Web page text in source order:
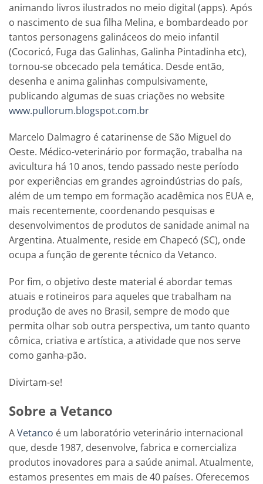
animando livros ilustrados no meio digital (apps). Após
o nascimento de sua filha Melina, e bombardeado por
tantos personagens galináceos do meio infantil
(Cocoricó, Fuga das Galinhas, Galinha Pintadinha etc),
tornou-se obcecado pela temática. Desde então,
desenha e anima galinhas compulsivamente,
publicando algumas de suas criações no website
www.pullorum.blogspot.com.br
Marcelo Dalmagro é catarinense de São Miguel do
Oeste. Médico-veterinário por formação, trabalha na
avicultura há 10 anos, tendo passado neste período
por experiências em grandes agroindústrias do país,
além de um tempo em formação acadêmica nos EUA e,
mais recentemente, coordenando pesquisas e
desenvolvimentos de produtos de sanidade animal na
Argentina. Atualmente, reside em Chapecó (SC), onde
ocupa a função de gerente técnico da Vetanco.
Por fim, o objetivo deste material é abordar temas
atuais e rotineiros para aqueles que trabalham na
produção de aves no Brasil, sempre de modo que
permita olhar sob outra perspectiva, um tanto quanto
cômica, criativa e artística, a atividade que nos serve
como ganha-pão.
Divirtam-se!
Sobre a Vetanco
AVetanco é um laboratório veterinário internacional
que, desde 1987, desenvolve, fabrica e comercializa
produtos inovadores para a saúde animal. Atualmente,
estamos presentes em mais de 40 países. Oferecemos